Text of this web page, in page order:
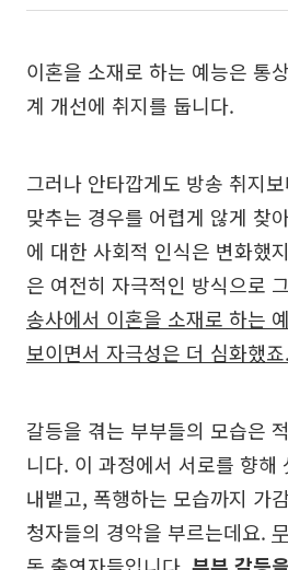
이혼을 소재로 하는 예능은 통
계 개선에 취지를 둡니다.
그러나 안타깝게도 방송 취지
맞추는 경우를 어렵게 않게 찾
에 대한 사회적 인식은 변화했
은 여전히 자극적인 방식으로
송사에서 이혼을 소재로 하는
보이면서 자극성은 더 심화했죠.
갈등을 겪는 부부들의 모습은
니다. 이 과정에서 서로를 향해
내뱉고, 폭행하는 모습까지 가
청자들의 경악을 부르는데요.